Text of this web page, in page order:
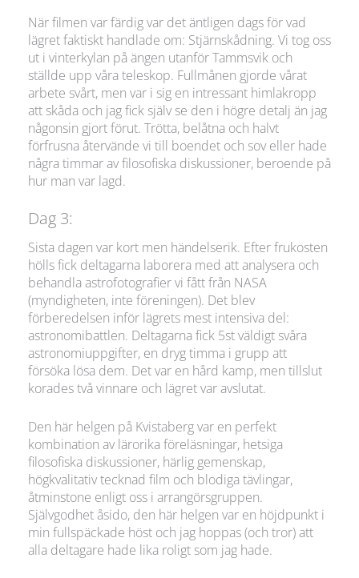
När filmen var färdig var det äntligen dags för vad
lägret faktiskt handlade om: Stjärnskådning. Vi tog oss
ut i vinterkylan på ängen utanför Tammsvik och
ställde upp våra teleskop. Fullmånen gjorde vårat
arbete svårt, men var i sig en intressant himlakropp
att skåda och jag fick själv se den i högre detalj än jag
någonsin gjort förut. Trötta, belåtna och halvt
förfrusna återvände vi till boendet och sov eller hade
några timmar av filosofiska diskussioner, beroende på
hur man var lagd.
Dag 3:
Sista dagen var kort men händelserik. Efter frukosten
hölls fick deltagarna laborera med att analysera och
behandla astrofotografier vi fått från NASA
(myndigheten, inte föreningen). Det blev
förberedelsen inför lägrets mest intensiva del:
astronomibattlen. Deltagarna fick 5st väldigt svåra
astronomiuppgifter, en dryg timma i grupp att
försöka lösa dem. Det var en hård kamp, men tillslut
korades två vinnare och lägret var avslutat.
Den här helgen på Kvistaberg var en perfekt
kombination av lärorika föreläsningar, hetsiga
filosofiska diskussioner, härlig gemenskap,
högkvalitativ tecknad film och blodiga tävlingar,
åtminstone enligt oss i arrangörsgruppen.
Självgodhet åsido, den här helgen var en höjdpunkt i
min fullspäckade höst och jag hoppas (och tror) att
alla deltagare hade lika roligt som jag hade.